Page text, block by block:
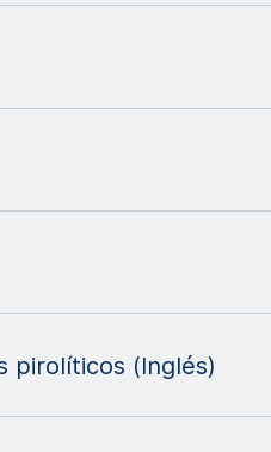
pirolíticos (Inglés)